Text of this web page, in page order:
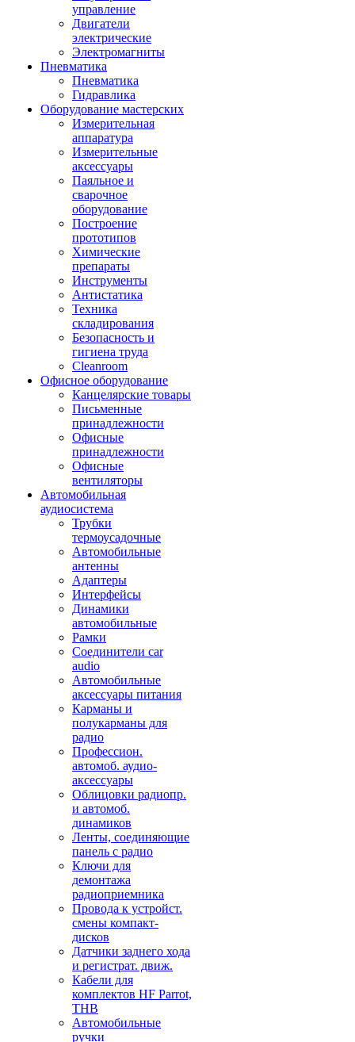
управление
Двигатели
электрические
Электромагниты
Пневматика
Пневматика
Гидравлика
Оборудование мастерских
Измерительная
аппаратура
Измерительные
аксессуары
Паяльное и
сварочное
оборудование
Построение
прототипов
Химические
препараты
Инструменты
Aнтистатика
Техника
складирования
Безопасность и
гигиена труда
Cleanroom
Офисное оборудование
Канцелярские товары
Письменные
принадлежности
Офисные
принадлежности
Офисные
вентиляторы
Автомобильная
аудиосистема
Трубки
термоусадочные
Автомобильные
антенны
Адаптеры
Интерфейсы
Динамики
автомобильные
Рамки
Соединители car
audio
Автомобильные
аксессуары питания
Карманы и
полукарманы для
радио
Профессион.
автомоб. аудио-
аксессуары
Облицовки радиопр.
и автомоб.
динамиков
Ленты, соединяющие
панель с радио
Ключи для
демонтажа
радиоприемника
Провода к устройст.
смены компакт-
дисков
Датчики заднего хода
и регистрат. движ.
Кабели для
комплектов HF Parrot,
THB
Автомобильные
ручки